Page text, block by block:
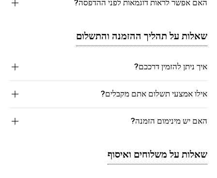
האם אפשר לראות דוגמאות לפני ההדפסה?
שאלות על תהליך ההזמנה והתשלום
איך ניתן להזמין דרככם?
אילו אמצעי תשלום אתם מקבלים?
האם יש מינימום הזמנה?
שאלות על משלוחים ואיסוף